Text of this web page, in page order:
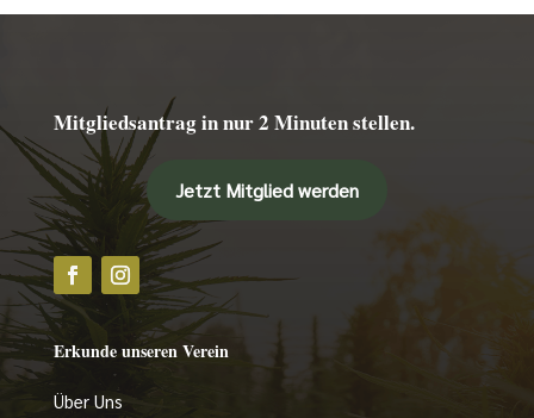
Mitgliedsantrag in nur 2 Minuten stellen.
Jetzt Mitglied werden
Erkunde unseren Verein
Über Uns